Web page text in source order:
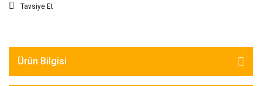
Tavsiye Et
Ürün Bilgisi